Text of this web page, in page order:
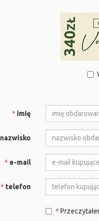
imię
nazwisko
e-mail
telefon